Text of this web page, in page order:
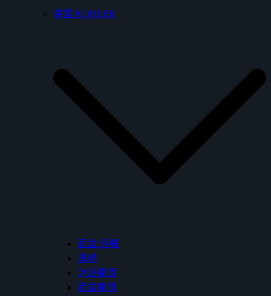
美國 KOHLER
面盆/浴櫃
馬桶
沐浴龍頭
面盆龍頭